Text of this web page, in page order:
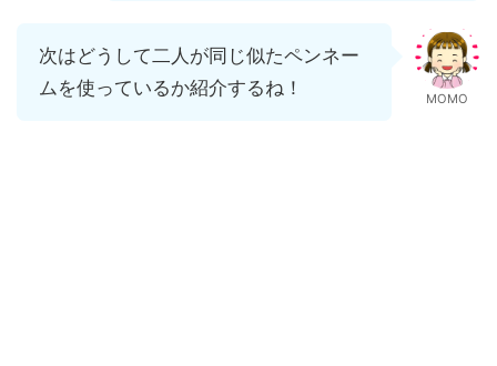
次はどうして二人が同じ似たペンネー
ムを使っているか紹介するね！
MOMO